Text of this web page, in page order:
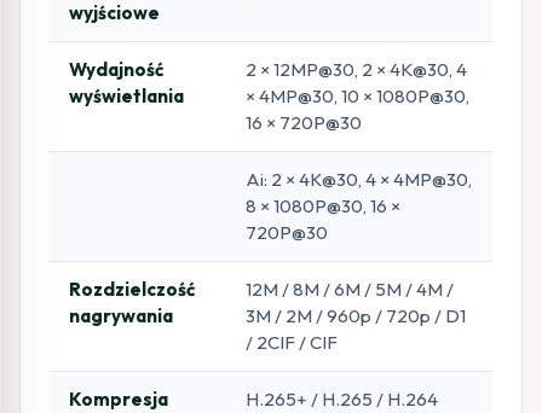
wyjściowe
Wydajność
wyświetlania
2 × 12MP@30, 2 × 4K@30, 4
× 4MP@30, 10 × 1080P@30,
16 × 720P@30
Ai: 2 × 4K@30, 4 × 4MP@30,
8 × 1080P@30, 16 ×
720P@30
Rozdzielczość
nagrywania
12M / 8M / 6M / 5M / 4M /
3M / 2M / 960p / 720p / D1
/ 2CIF / CIF
Kompresja
H.265+ / H.265 / H.264